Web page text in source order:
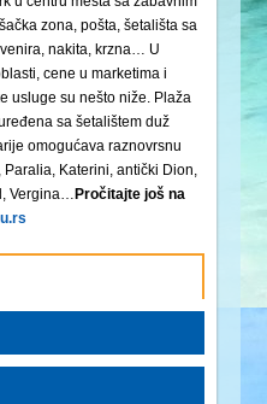
zona, pošta, šetališta sa
nakita, krzna… U
cene u marketima i
usluge su nešto niže. Plaža
sa šetalištem duž
omogućava raznovrsnu
Katerini, antički Dion,
Vergina… Pročitajte još na